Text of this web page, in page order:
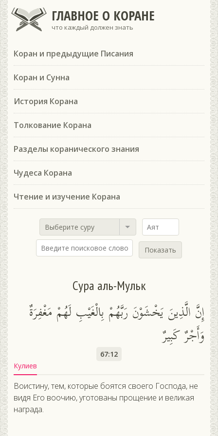
ГЛАВНОЕ О КОРАНЕ
что каждый должен знать
Коран и предыдущие Писания
Коран и Сунна
История Корана
Толкование Корана
Разделы коранического знания
Чудеса Корана
Чтение и изучение Корана
Выберите суру
Показать
Сура аль-Мульк
إِنَّ الَّذِينَ يَخْشَوْنَ رَبَّهُمْ بِالْغَيْبِ لَهُمْ مَغْفِرَةٌ
وَأَجْرٌ كَبِيرٌ
67:12
Кулиев
Воистину, тем, которые боятся своего Господа, не
видя Его воочию, уготованы прощение и великая
награда.